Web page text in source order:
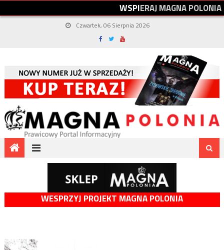
WSPIERAJMAGNAPOLONIA
Czwartek, 06 Sierpnia 2026
WESPRZYJ PROJEKT MAGNA POLONIA